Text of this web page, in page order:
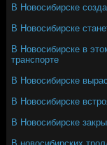
В Новосибирске
В Новосибирске
В Новосибирске в
транспорте
В Новосибирске
В Новосибирске
В Новосибирске